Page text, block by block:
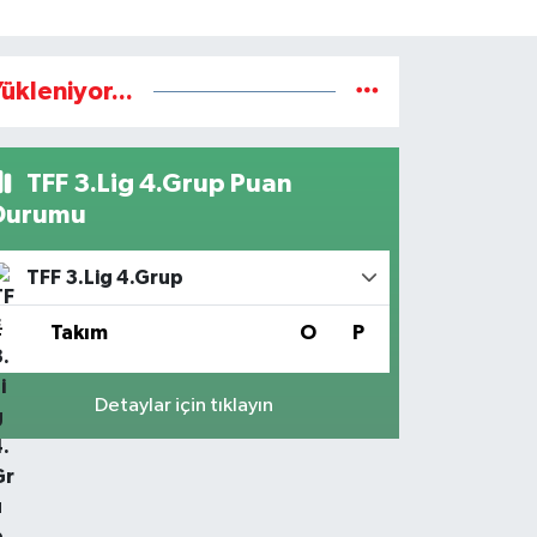
TFF 3.Lig 4.Grup Puan
TFF 3.Lig 4.Grup
Takım O P
Detaylar için tıklayın